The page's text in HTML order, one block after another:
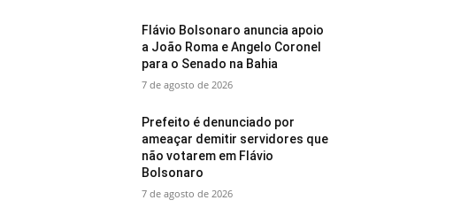
Flávio Bolsonaro anuncia apoio
a João Roma e Angelo Coronel
para o Senado na Bahia
7 de agosto de 2026
Prefeito é denunciado por
ameaçar demitir servidores que
não votarem em Flávio
Bolsonaro
7 de agosto de 2026